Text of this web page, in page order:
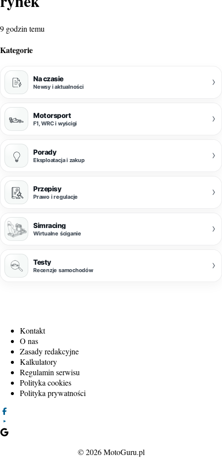
9 godzin temu
Kategorie
Na czasie
Newsy i aktualności ›
Motorsport
F1, WRC i wyścigi ›
Porady
Eksploatacja i zakup ›
Przepisy
Prawo i regulacje ›
Simracing
Wirtualne ściganie ›
Testy
Recenzje samochodów ›
Kontakt
O nas
Zasady redakcyjne
Kalkulatory
Regulamin serwisu
Polityka cookies
Polityka prywatności
© 2026 MotoGuru.pl